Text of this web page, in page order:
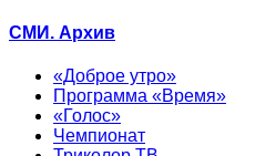
СМИ. Архив
«Доброе утро»
Программа «Время»
«Голос»
Чемпионат